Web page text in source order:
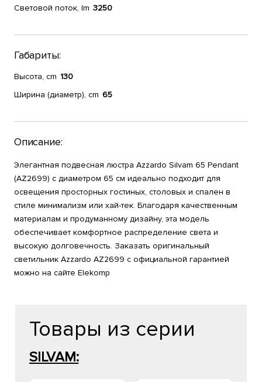
Световой поток, lm 3250
Габариты:
Высота, cm 130
Ширина (диаметр), cm 65
Описание:
Элегантная подвесная люстра Azzardo Silvam 65 Pendant
(AZ2699) с диаметром 65 см идеально подходит для
освещения просторных гостиных, столовых и спален в
стиле минимализм или хай-тек. Благодаря качественным
материалам и продуманному дизайну, эта модель
обеспечивает комфортное распределение света и
высокую долговечность. Заказать оригинальный
светильник Azzardo AZ2699 с официальной гарантией
можно на сайте Elekomp
Товары из серии
SILVAM: